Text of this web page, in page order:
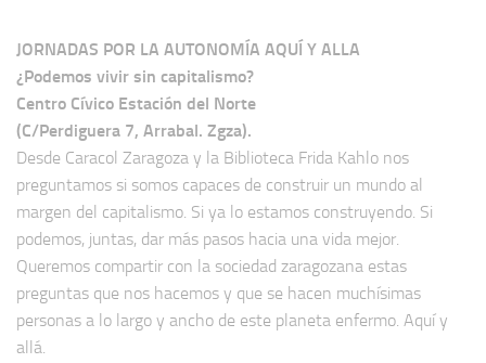
JORNADAS POR LA AUTONOMÍA AQUÍ Y ALLA
¿Podemos vivir sin capitalismo?
Centro Cívico Estación del Norte
(C/Perdiguera 7, Arrabal. Zgza).
Desde Caracol Zaragoza y la Biblioteca Frida Kahlo nos
preguntamos si somos capaces de construir un mundo al
margen del capitalismo. Si ya lo estamos construyendo. Si
podemos, juntas, dar más pasos hacia una vida mejor.
Queremos compartir con la sociedad zaragozana estas
preguntas que nos hacemos y que se hacen muchísimas
personas a lo largo y ancho de este planeta enfermo. Aquí y
allá.